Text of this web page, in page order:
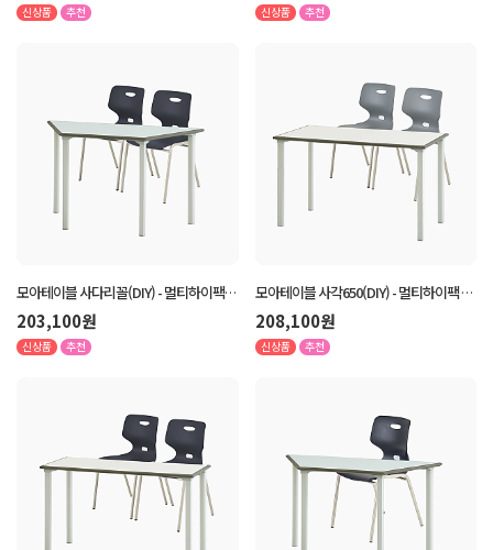
신상품 추천 신상품 추천
모아테이블 사다리꼴(DIY) - 멀티하이팩 2
인 세트
203,100원
신상품 추천
모아테이블 사각650(DIY) - 멀티하이팩 2
인 세트
208,100원
신상품 추천